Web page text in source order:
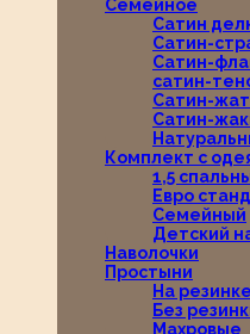
Семейное
Сатин
Сатин-
Сатин-
сатин-
Сатин-
Сатин-
Комплект с
1,5
Евро
Семейный
Детский
Наволочки
Простыни
На резинке
Без
Махровые